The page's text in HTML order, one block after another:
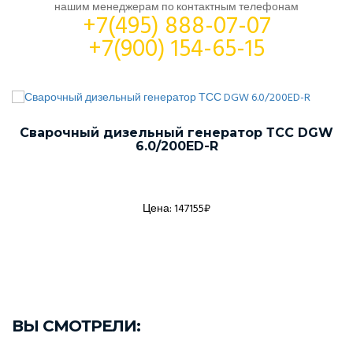
нашим менеджерам по контактным телефонам
+7(495) 888-07-07
+7(900) 154-65-15
Сварочный дизельный генератор ТСС DGW
6.0/200ED-R
Цена: 147155₽
ВЫ СМОТРЕЛИ: